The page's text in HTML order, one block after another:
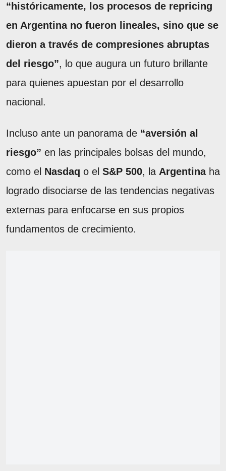
“históricamente, los procesos de repricing
en Argentina no fueron lineales, sino que se
dieron a través de compresiones abruptas
del riesgo”, lo que augura un futuro brillante
para quienes apuestan por el desarrollo
nacional.
Incluso ante un panorama de “aversión al
riesgo” en las principales bolsas del mundo,
como el Nasdaq o el S&P 500, la Argentinaha
logrado disociarse de las tendencias negativas
externas para enfocarse en sus propios
fundamentos de crecimiento.